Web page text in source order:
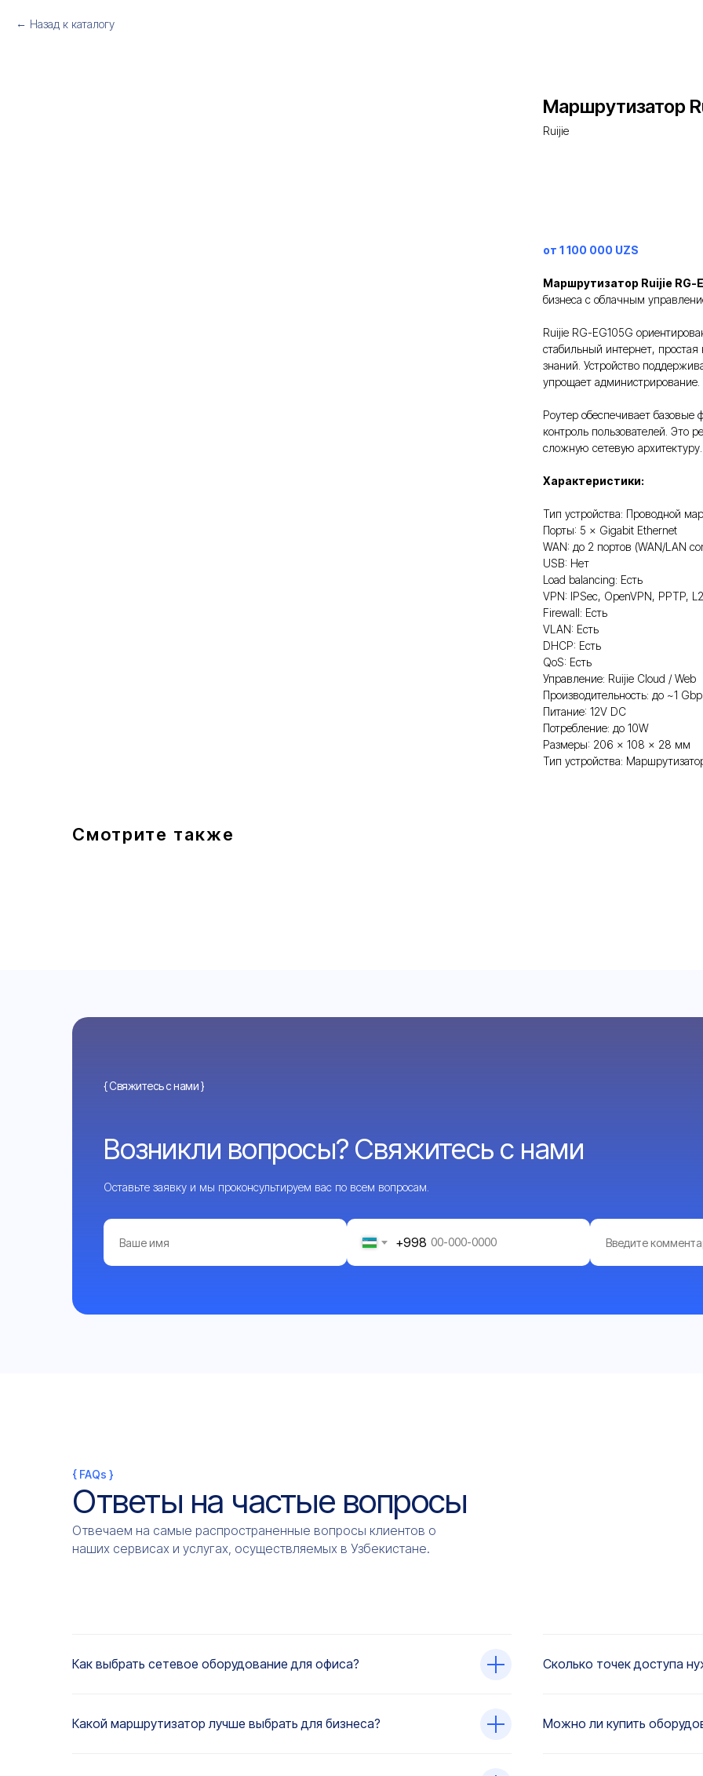
Назад к каталогу
Маршрутизатор
Ruijie
от 1 100 000 UZS
Маршрутизатор Ruijie RG-
бизнеса с облачным
Ruijie RG-EG105G
стабильный интернет, простая
знаний. Устройство
упрощает администрирование.
Роутер обеспечивает базовые
контроль пользователей. Это
сложную сетевую архитектуру.
Характеристики:
Тип устройства: Проводной
Порты: 5 × Gigabit Ethernet
WAN: до 2 портов (WAN/LAN
USB: Нет
Load balancing: Есть
VPN: IPSec, OpenVPN, PPTP,
Firewall: Есть
VLAN: Есть
DHCP: Есть
QoS: Есть
Управление: Ruijie Cloud / Web
Производительность: до ~1
Питание: 12V DC
Потребление: до 10W
Размеры: 206 × 108 × 28 мм
Тип устройства:
Смотрите также
{ Свяжитесь с нами }
Возникли вопросы? Свяжитесь с нами
Оставьте заявку и мы проконсультируем вас по всем вопросам.
+998
{ FAQs }
Ответы на частые вопросы
Отвечаем на самые распространенные вопросы клиентов о
наших сервисах и услугах, осуществляемых в Узбекистане.
Как выбрать сетевое оборудование для офиса?
Какой маршрутизатор лучше выбрать для бизнеса?
Сколько точек доступа
Можно ли купить